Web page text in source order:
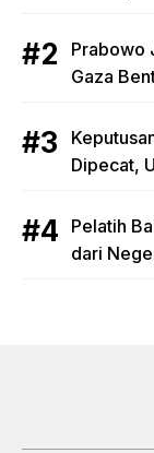
Prabowo
Gaza
Dipecat,
Pelatih
dari